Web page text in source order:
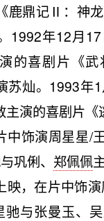
鹿鼎记Ⅱ：神
1992年12月
的喜剧片《武
苏灿。1993年
主演的喜剧片
中饰演周星星/
巩俐、 郑佩佩
映，在片中饰
与张曼玉、